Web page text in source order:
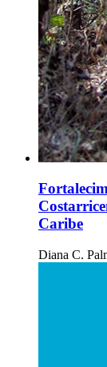
Caribe
Diana C.